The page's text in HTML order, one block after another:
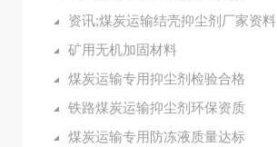
资讯;煤炭运输结壳抑尘剂厂家资料
矿用无机加固材料
煤炭运输专用抑尘剂检验合格
铁路煤炭运输抑尘剂环保资质
煤炭运输专用防冻液质量达标